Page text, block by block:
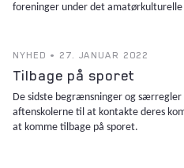
foreninger under det
NYHED • 27. JANUAR 2022
Tilbage på sporet
De sidste begrænsninger og
aftenskolerne til at kontakte deres
at komme tilbage på sporet.